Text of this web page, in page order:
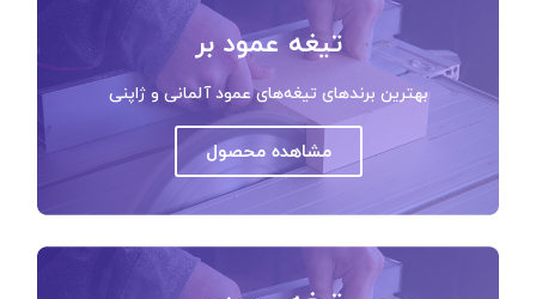
تیغه عمود بر
بهترین برندهای تیغه‌های عمود آلمانی و ژاپنی
مشاهده محصول